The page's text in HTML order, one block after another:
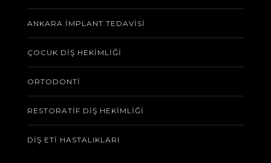
ANKARA İMPLANT TEDAVISI
ÇOCUK DIŞ HEKIMLIĞI
ORTODONTI
RESTORATIF DIŞ HEKIMLIĞI
DIŞ ETI HASTALIKLARI